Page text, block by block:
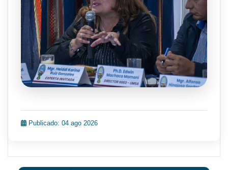
Publicado: 04 ago 2026